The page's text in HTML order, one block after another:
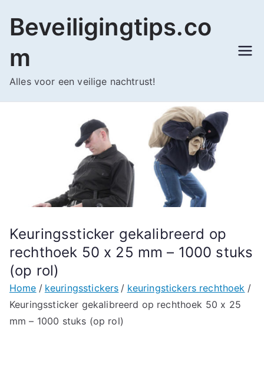
naar
inhoud
Beveiligingtips.co
m
Alles voor een veilige nachtrust!
Keuringssticker gekalibreerd op
rechthoek 50 x 25 mm – 1000 stuks
(op rol)
Home keuringsstickers
keuringstickers rechthoek
Keuringssticker gekalibreerd op rechthoek 50 x 25
mm – 1000 stuks (op rol)